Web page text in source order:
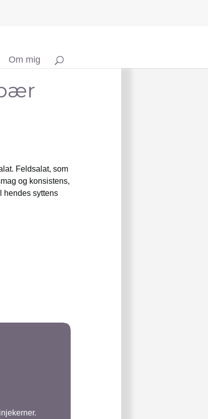
Om mig
Feldsalat, som
og konsistens,
hendes syttens